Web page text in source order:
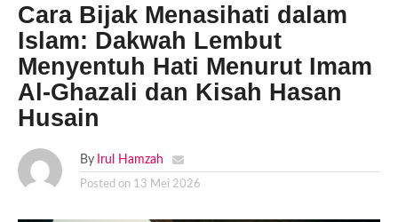
Cara Bijak Menasihati dalam
Islam: Dakwah Lembut
Menyentuh Hati Menurut Imam
Al-Ghazali dan Kisah Hasan
Husain
By Irul Hamzah
Posted on 13 Mei 2026